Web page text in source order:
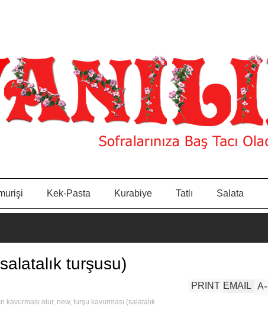
Kek-Pasta Kurabiye Tatlı Salata
turşusu)
kavurması olur, new, turşu kavurması (salatalık
A-
EMAIL
PRINT